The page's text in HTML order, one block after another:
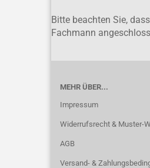
Bitte beachten Sie,
Fachmann
MEHR ÜBER...
Impressum
Widerrufsrecht & Muster-
AGB
Versand- &